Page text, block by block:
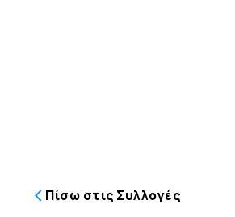
Πίσω στις Συλλογές